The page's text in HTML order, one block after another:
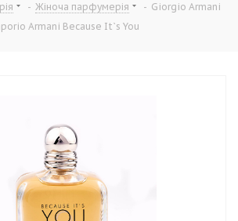
- Жіноча парфумерія - Giorgio Armani
Armani Because It`s You